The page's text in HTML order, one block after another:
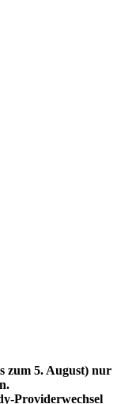
zum 5. August) nur
Providerwechsel